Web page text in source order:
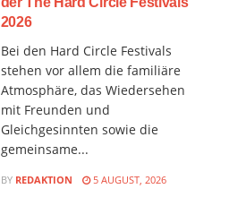
2026
Bei den Hard Circle Festivals
stehen vor allem die familiäre
Atmosphäre, das Wiedersehen
mit Freunden und
Gleichgesinnten sowie die
gemeinsame...
BY REDAKTION 5 AUGUST, 2026